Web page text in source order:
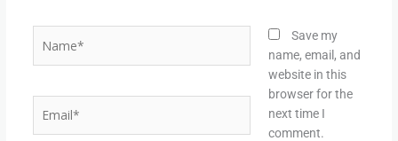
Save my
name, email, and
website in this
browser for the
next time I
comment.